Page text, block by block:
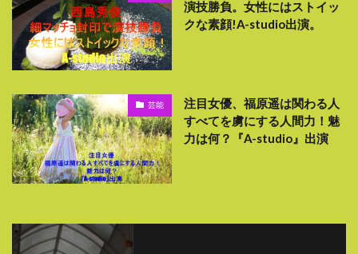
演技勝負。女性にはストイッ
クな素顔!A-studio出演。
芸能
注目女優、福原遥は関わる人
すべてを虜にする人間力！魅
力は何？『A-studio』出演